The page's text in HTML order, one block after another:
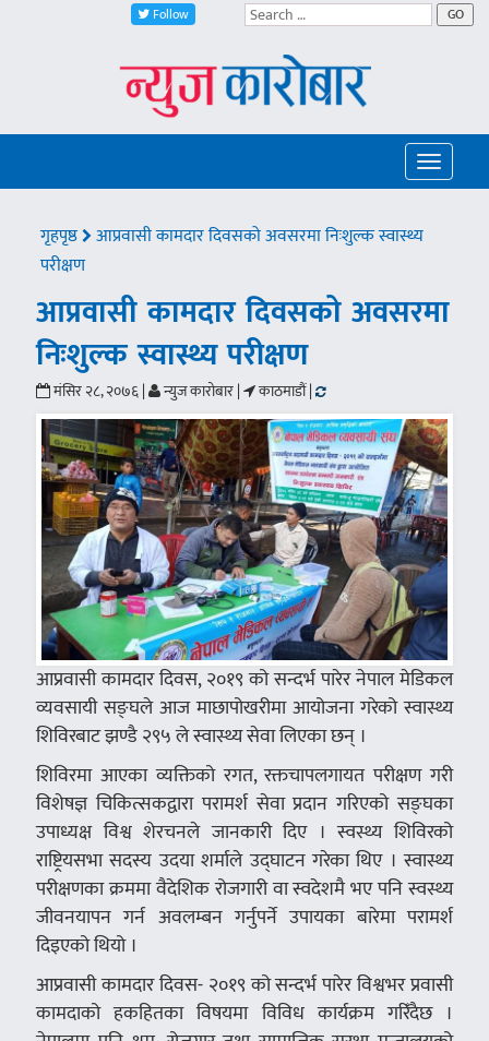
Follow GO
Toggle
गृहपृष्ठ
आप्रवासी कामदार दिवसको अवसरमा निःशुल्क स्वास्थ्य
परीक्षण
आप्रवासी कामदार दिवसको अवसरमा
निःशुल्क स्वास्थ्य परीक्षण
मंसिर २८, २०७६ | न्युज कारोबार | काठमाडौं |
आप्रवासी कामदार दिवस, २०१९ को सन्दर्भ पारेर नेपाल मेडिकल
व्यवसायी सङ्घले आज माछापोखरीमा आयोजना गरेको स्वास्थ्य
शिविरबाट झण्डै २९५ ले स्वास्थ्य सेवा लिएका छन् ।
शिविरमा आएका व्यक्तिको रगत, रक्तचापलगायत परीक्षण गरी
विशेषज्ञ चिकित्सकद्वारा परामर्श सेवा प्रदान गरिएको सङ्घका
उपाध्यक्ष विश्व शेरचनले जानकारी दिए । स्वस्थ्य शिविरको
राष्ट्रियसभा सदस्य उदया शर्माले उद्घाटन गरेका थिए । स्वास्थ्य
परीक्षणका क्रममा वैदेशिक रोजगारी वा स्वदेशमै भए पनि स्वस्थ्य
जीवनयापन गर्न अवलम्बन गर्नुपर्ने उपायका बारेमा परामर्श
दिइएको थियो ।
आप्रवासी कामदार दिवस- २०१९ को सन्दर्भ पारेर विश्वभर प्रवासी
कामदाको हकहितका विषयमा विविध कार्यक्रम गरिँदैछ ।